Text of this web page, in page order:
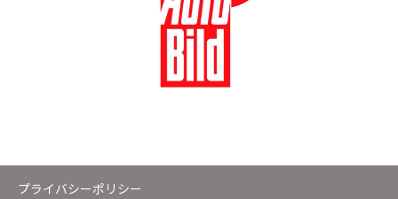
プライバシーポリシー